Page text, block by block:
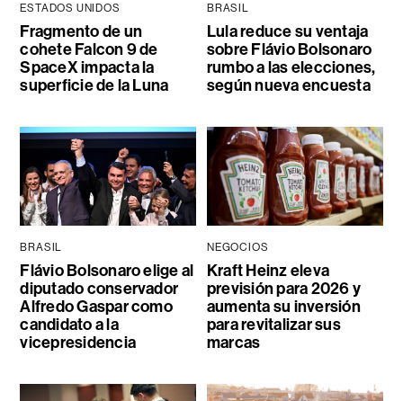
ESTADOS UNIDOS
Fragmento de un
cohete Falcon 9 de
SpaceX impacta la
superficie de la Luna
BRASIL
Lula reduce su ventaja
sobre Flávio Bolsonaro
rumbo a las elecciones,
según nueva encuesta
BRASIL
Flávio Bolsonaro elige al
diputado conservador
Alfredo Gaspar como
candidato a la
vicepresidencia
NEGOCIOS
Kraft Heinz eleva
previsión para 2026 y
aumenta su inversión
para revitalizar sus
marcas